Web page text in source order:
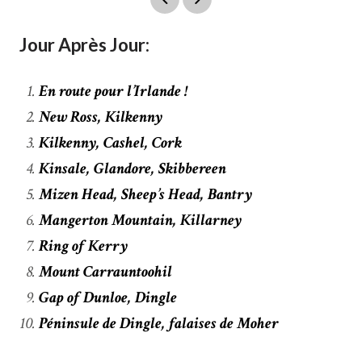
Jour Après Jour:
En route pour l’Irlande !
New Ross, Kilkenny
Kilkenny, Cashel, Cork
Kinsale, Glandore, Skibbereen
Mizen Head, Sheep’s Head, Bantry
Mangerton Mountain, Killarney
Ring of Kerry
Mount Carrauntoohil
Gap of Dunloe, Dingle
Péninsule de Dingle, falaises de Moher